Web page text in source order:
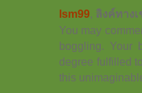
lsm99, ลิงค์ทาง
You may
boggling. Your
degree fulfilled
this